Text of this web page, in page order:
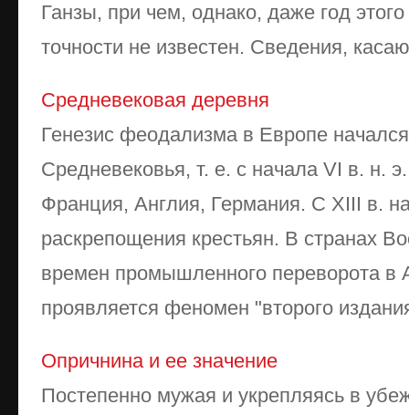
Ганзы, при чем, однако, даже год
точности не известен. Сведения,
Средневековая деревня
Генезис феодализма в Европе
Средневековья, т. е. с начала VI в. н.
Франция, Англия, Германия. С XIII в.
раскрепощения крестьян. В странах
времен промышленного переворота в
проявляется феномен "второго
Опричнина и ее значение
Постепенно мужая и укрепляясь в